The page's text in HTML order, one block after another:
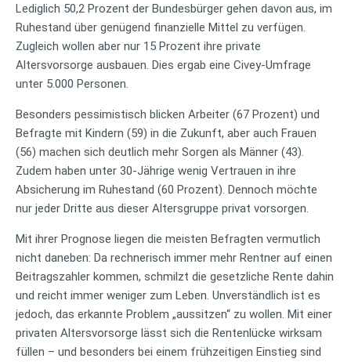
Lediglich 50,2 Prozent der Bundesbürger gehen davon aus, im
Ruhestand über genügend finanzielle Mittel zu verfügen.
Zugleich wollen aber nur 15 Prozent ihre private
Altersvorsorge ausbauen. Dies ergab eine Civey-Umfrage
unter 5.000 Personen.
Besonders pessimistisch blicken Arbeiter (67 Prozent) und
Befragte mit Kindern (59) in die Zukunft, aber auch Frauen
(56) machen sich deutlich mehr Sorgen als Männer (43).
Zudem haben unter 30-Jährige wenig Vertrauen in ihre
Absicherung im Ruhestand (60 Prozent). Dennoch möchte
nur jeder Dritte aus dieser Altersgruppe privat vorsorgen.
Mit ihrer Prognose liegen die meisten Befragten vermutlich
nicht daneben: Da rechnerisch immer mehr Rentner auf einen
Beitragszahler kommen, schmilzt die gesetzliche Rente dahin
und reicht immer weniger zum Leben. Unverständlich ist es
jedoch, das erkannte Problem „aussitzen“ zu wollen. Mit einer
privaten Altersvorsorge lässt sich die Rentenlücke wirksam
füllen – und besonders bei einem frühzeitigen Einstieg sind